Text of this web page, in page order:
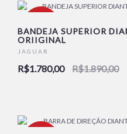
BANDEJA SUPERIOR
ORIIGINAL
JAGUAR
R$1.780,00 R$1.890,00